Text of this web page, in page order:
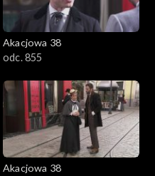
Akacjowa 38
odc. 855
Akacjowa 38